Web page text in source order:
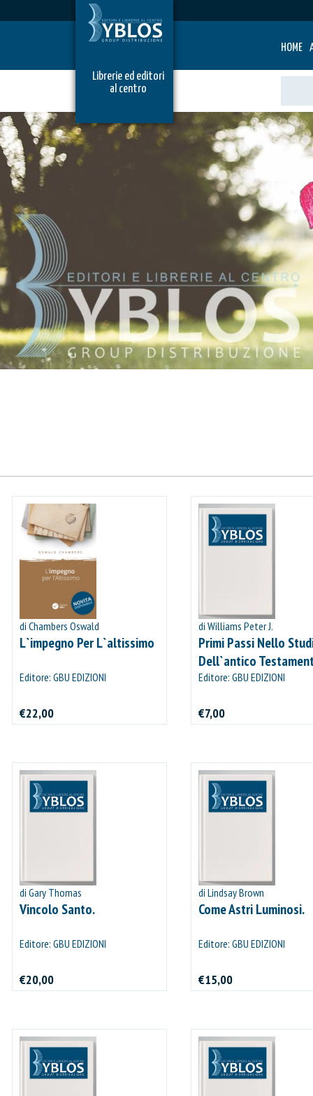
HOME
Librerie ed editori
al centro
di Chambers Oswald
L`impegno Per L`altissimo
Editore: GBU EDIZIONI
€22,00
di Williams Peter J.
Primi Passi Nello
Dell`antico
Editore: GBU EDIZIONI
€7,00
di Gary Thomas
Vincolo Santo.
Editore: GBU EDIZIONI
€20,00
di Lindsay Brown
Come Astri Luminosi.
Editore: GBU EDIZIONI
€15,00
IL MIO CARRELLO
stai aggiungendo questo articolo: